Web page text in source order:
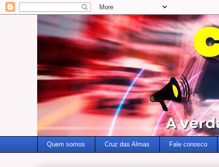
Quem somos Cruz das Almas Fale conosco